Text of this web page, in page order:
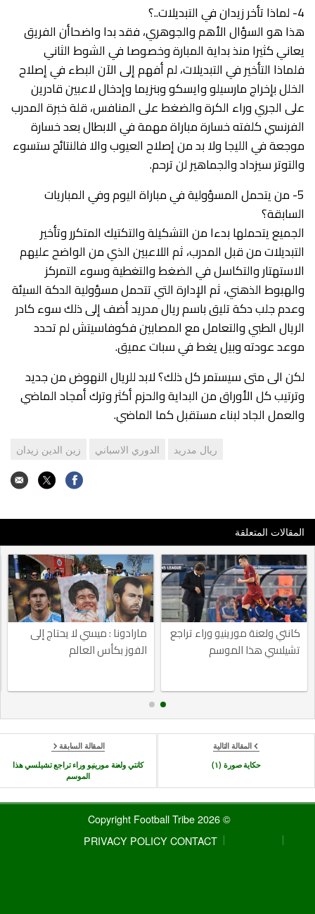
4- لماذا تأخر زيدان في التبديلات..؟
هذا هو السؤال الأهم والجوهري، فقد بدا واضحاأن الفريق
يعاني كثيرا منذ بداية المبارة وخصوصا في الشوط الثاني
فلماذا التأخير في التبديلات، لم أفهم إلى الآن البطء في إصلاح
الخلل بإخراج مارسيلو وايسكو وبنزيما وإدخال لاعبين قادرين
على الجري وراء الكرة والضغط على المنافس، قلة خبرة المدرب
الفرنسي كلفته خسارة مباراة مهمة في الابطال بعد خسارة
موجعة في الليجا ولا بد من إصلاح العيوب والا فالنتائج ستسوء
والتوتر سيزداد والجماهير لن ترحم.
5- من يتحمل المسؤولية في مباراة اليوم وفي المباريات
السابقة؟
الجميع يتحملها بدءا من التشكيلة والتكتيك المتكرر وتأخير
التبديلات من قبل المدرب، ثم اللاعبين الذي من الواضح عليهم
الاستهتار والتكاسل في الضغط والتغطية وسوء التمركز
والهبوط الذهني، ثم الإدارة التي تتحمل مسؤولية الدكة السيئة
وعدم جلب دكة تليق باسم ريال مدريد أضف إلى ذلك سوء كادر
الريال الطبي والتعامل مع المصابين فكوفاسيتش لم تحدد
موعد عودته وبيل يغط في سبات عميق.
لكن الى متى سيستمر كل ذلك؟ لابد للريال النهوض من جديد
وترتيب كل الأوراق من البداية والحزم أكثر وترك أمجاد الماضي
والعمل الجاد لبناء مستقبل كما الماضي.
ريال مدريد الدوري الاسباني زين الدين زيدان
المقالات المتعلقة
كانتي ولعنة مورينيو وراء تراجع
تشيلسي هذا الموسم
مارادونا : ميسي لا يحتاج إلى
الفوز بكأس العالم
المقالة التالية
حكاية صورة (١)
المقالة السابقة
كانتي ولعنة مورينيو وراء تراجع تشيلسي هذا
الموسم
© 2026 Copyright Football Tribe
CONTACT
PRIVACY POLICY